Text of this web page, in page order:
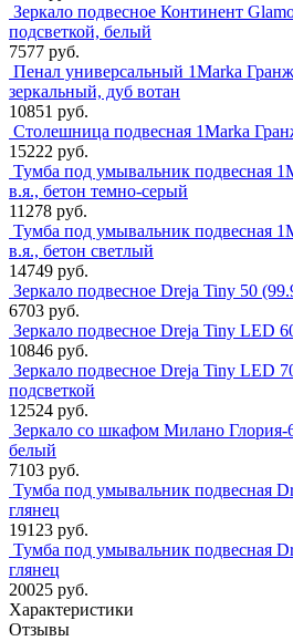
Зеркало подвесное Континент
подсветкой, белый
7577 руб.
Пенал универсальный 1Marka
зеркальный, дуб вотан
10851 руб.
Столешница подвесная 1Marka
15222 руб.
Тумба под умывальник подвесная
в.я., бетон темно-серый
11278 руб.
Тумба под умывальник подвесная
в.я., бетон светлый
14749 руб.
Зеркало подвесное Dreja Tiny 50
6703 руб.
Зеркало подвесное Dreja Tiny LED
10846 руб.
Зеркало подвесное Dreja Tiny LED
подсветкой
12524 руб.
Зеркало со шкафом Милано Глория-
белый
7103 руб.
Тумба под умывальник подвесная
глянец
19123 руб.
Тумба под умывальник подвесная
глянец
20025 руб.
Характеристики
Отзывы